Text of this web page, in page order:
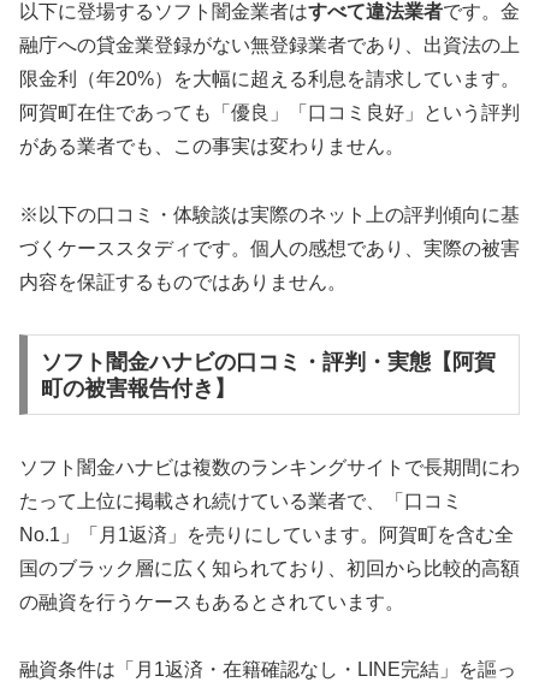
以下に登場するソフト闇金業者はすべて違法業者です。金
融庁への貸金業登録がない無登録業者であり、出資法の上
限金利（年20%）を大幅に超える利息を請求しています。
阿賀町在住であっても「優良」「口コミ良好」という評判
がある業者でも、この事実は変わりません。
※以下の口コミ・体験談は実際のネット上の評判傾向に基
づくケーススタディです。個人の感想であり、実際の被害
内容を保証するものではありません。
ソフト闇金ハナビの口コミ・評判・実態【阿賀
町の被害報告付き】
ソフト闇金ハナビは複数のランキングサイトで長期間にわ
たって上位に掲載され続けている業者で、「口コミ
No.1」「月1返済」を売りにしています。阿賀町を含む全
国のブラック層に広く知られており、初回から比較的高額
の融資を行うケースもあるとされています。
融資条件は「月1返済・在籍確認なし・LINE完結」を謳っ